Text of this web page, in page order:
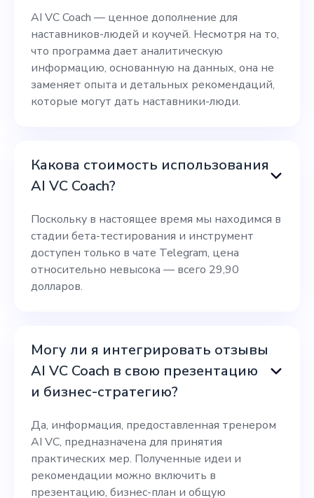
AI VC Coach — ценное дополнение для
наставников-людей и коучей. Несмотря на то,
что программа дает аналитическую
информацию, основанную на данных, она не
заменяет опыта и детальных рекомендаций,
которые могут дать наставники-люди.
Какова стоимость использования
AI VC Coach?
Поскольку в настоящее время мы находимся в
стадии бета-тестирования и инструмент
доступен только в чате Telegram, цена
относительно невысока — всего 29,90
долларов.
Могу ли я интегрировать отзывы
AI VC Coach в свою презентацию
и бизнес-стратегию?
Да, информация, предоставленная тренером
AI VC, предназначена для принятия
практических мер. Полученные идеи и
рекомендации можно включить в
презентацию, бизнес-план и общую